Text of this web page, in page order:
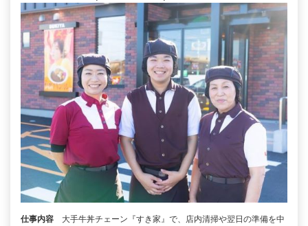
仕事内容
大手牛丼チェーン『すき家』で、店内清掃や翌日の準備を中